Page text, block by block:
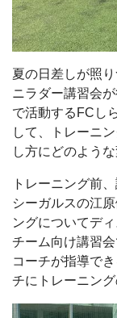
夏の日差しが照
ニラダー講習会
で活動するFCし
して、トレーニ
し方にどのよう
トレーニング前
シーガルスの江
ングについてデ
チーム向け講習
コーチが指導で
チにトレーニン